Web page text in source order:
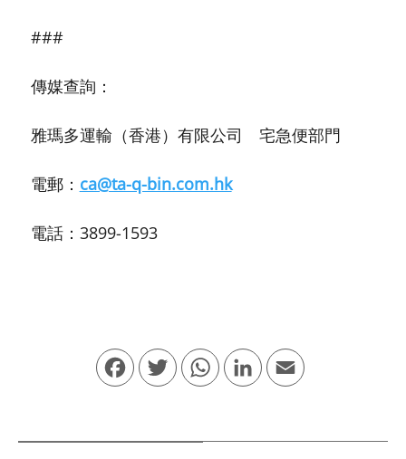
###
傳媒查詢：
雅瑪多運輸（香港）有限公司 宅急便部門
電郵： ca@ta-q-bin.com.hk
電話：3899-1593
FacebookTwitterWhatsApp
LinkedInEmail